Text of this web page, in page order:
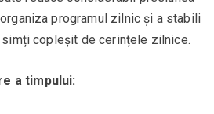
programul zilnic și a stabili
copleșit de cerințele zilnice.
a timpului: